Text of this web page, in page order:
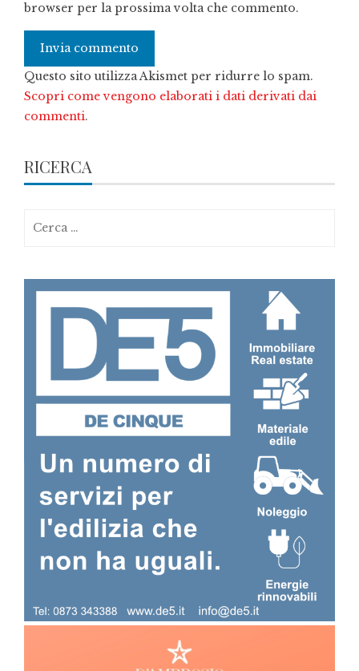
browser per la prossima volta che commento.
Questo sito utilizza Akismet per ridurre lo spam.
Scopri come vengono elaborati i dati derivati dai
commenti.
RICERCA